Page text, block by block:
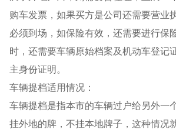
购车发票，如果买方是公司还需要营业
必须到场，如保险有效，还需要进行保
时，还需要车辆原始档案及机动车登记
主身份证明。
车辆提档适用情况：
车辆提档是指本市的车辆过户给另外一
挂外地的牌，不挂本地牌子，这种情况